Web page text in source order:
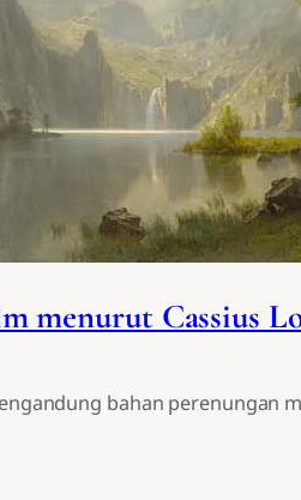
menurut Cassius
bahan perenungan